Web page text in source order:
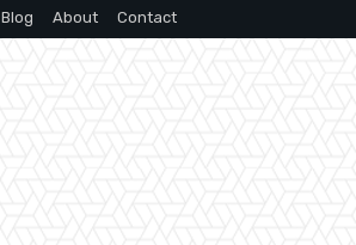
Blog
About Contact